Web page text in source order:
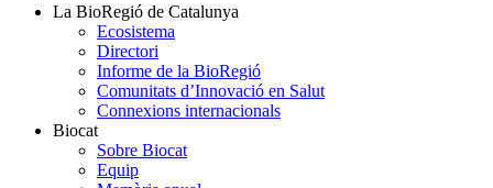
La BioRegió de Catalunya
Ecosistema
Directori
Informe de la BioRegió
Comunitats d’Innovació en Salut
Connexions internacionals
Biocat
Sobre Biocat
Equip